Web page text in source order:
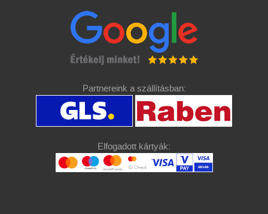
Partnereink a szállításban:
Elfogadott kártyák: